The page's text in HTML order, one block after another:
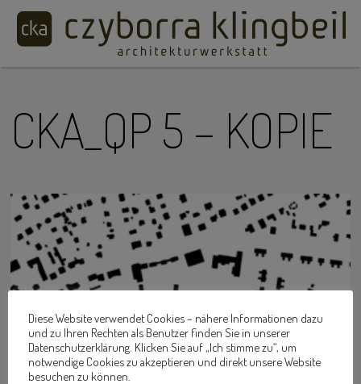
CKA_QP 5 – KOPIE
Diese Website verwendet Cookies – nähere Informationen dazu
und zu Ihren Rechten als Benutzer finden Sie in unserer
Datenschutzerklärung. Klicken Sie auf „Ich stimme zu“, um
notwendige Cookies zu akzeptieren und direkt unsere Website
besuchen zu können.